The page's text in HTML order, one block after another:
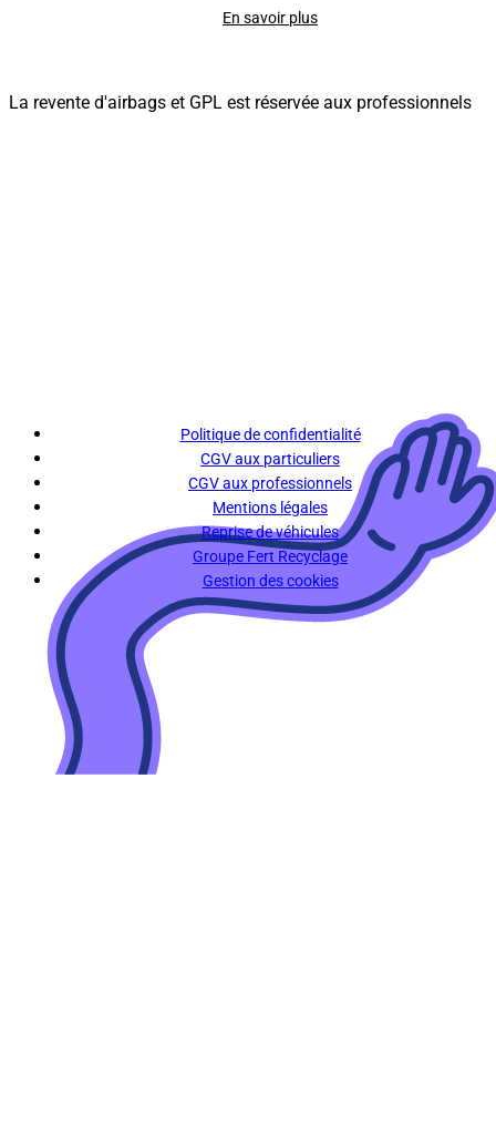
En savoir plus
La revente d'airbags et GPL est réservée aux professionnels
Politique de confidentialité
CGV aux particuliers
CGV aux professionnels
Mentions légales
Reprise de véhicules
Groupe Fert Recyclage
Gestion des cookies